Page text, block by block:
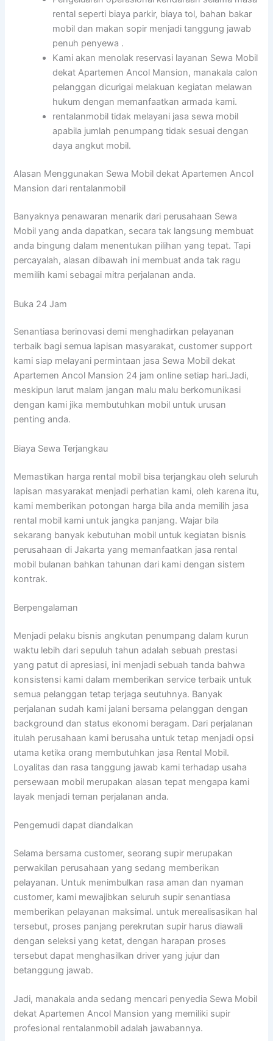
rental seperti biaya parkir, biaya tol, bahan bakar
mobil dan makan sopir menjadi tanggung jawab
penuh penyewa .
Kami akan menolak reservasi layanan Sewa Mobil
dekat Apartemen Ancol Mansion, manakala calon
pelanggan dicurigai melakuan kegiatan melawan
hukum dengan memanfaatkan armada kami.
rentalanmobil tidak melayani jasa sewa mobil
apabila jumlah penumpang tidak sesuai dengan
daya angkut mobil.
Alasan Menggunakan Sewa Mobil dekat Apartemen Ancol
Mansion dari rentalanmobil
Banyaknya penawaran menarik dari perusahaan Sewa
Mobil yang anda dapatkan, secara tak langsung membuat
anda bingung dalam menentukan pilihan yang tepat. Tapi
percayalah, alasan dibawah ini membuat anda tak ragu
memilih kami sebagai mitra perjalanan anda.
Buka 24 Jam
Senantiasa berinovasi demi menghadirkan pelayanan
terbaik bagi semua lapisan masyarakat, customer support
kami siap melayani permintaan jasa Sewa Mobil dekat
Apartemen Ancol Mansion 24 jam online setiap hari.Jadi,
meskipun larut malam jangan malu malu berkomunikasi
dengan kami jika membutuhkan mobil untuk urusan
penting anda.
Biaya Sewa Terjangkau
Memastikan harga rental mobil bisa terjangkau oleh seluruh
lapisan masyarakat menjadi perhatian kami, oleh karena itu,
kami memberikan potongan harga bila anda memilih jasa
rental mobil kami untuk jangka panjang. Wajar bila
sekarang banyak kebutuhan mobil untuk kegiatan bisnis
perusahaan di Jakarta yang memanfaatkan jasa rental
mobil bulanan bahkan tahunan dari kami dengan sistem
kontrak.
Berpengalaman
Menjadi pelaku bisnis angkutan penumpang dalam kurun
waktu lebih dari sepuluh tahun adalah sebuah prestasi
yang patut di apresiasi, ini menjadi sebuah tanda bahwa
konsistensi kami dalam memberikan service terbaik untuk
semua pelanggan tetap terjaga seutuhnya. Banyak
perjalanan sudah kami jalani bersama pelanggan dengan
background dan status ekonomi beragam. Dari perjalanan
itulah perusahaan kami berusaha untuk tetap menjadi opsi
utama ketika orang membutuhkan jasa Rental Mobil.
Loyalitas dan rasa tanggung jawab kami terhadap usaha
persewaan mobil merupakan alasan tepat mengapa kami
layak menjadi teman perjalanan anda.
Pengemudi dapat diandalkan
Selama bersama customer, seorang supir merupakan
perwakilan perusahaan yang sedang memberikan
pelayanan. Untuk menimbulkan rasa aman dan nyaman
customer, kami mewajibkan seluruh supir senantiasa
memberikan pelayanan maksimal. untuk merealisasikan hal
tersebut, proses panjang perekrutan supir harus diawali
dengan seleksi yang ketat, dengan harapan proses
tersebut dapat menghasilkan driver yang jujur dan
betanggung jawab.
Jadi, manakala anda sedang mencari penyedia Sewa Mobil
dekat Apartemen Ancol Mansion yang memiliki supir
profesional rentalanmobil adalah jawabannya.